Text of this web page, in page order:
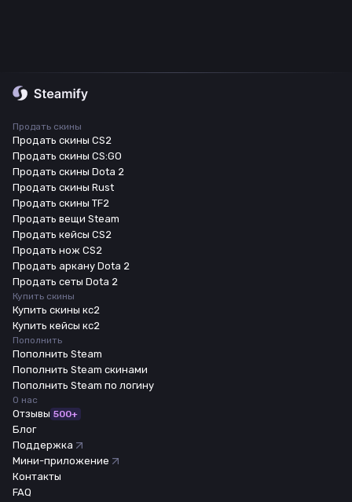
Продать скины
Продать скины CS2
Продать скины CS:GO
Продать скины Dota 2
Продать скины Rust
Продать скины TF2
Продать вещи Steam
Продать кейсы CS2
Продать нож CS2
Продать аркану Dota 2
Продать сеты Dota 2
Купить скины
Купить скины кс2
Купить кейсы кс2
Пополнить
Пополнить Steam
Пополнить Steam скинами
Пополнить Steam по логину
О нас
Отзывы 500+
Блог
Поддержка
Мини-приложение
Контакты
FAQ